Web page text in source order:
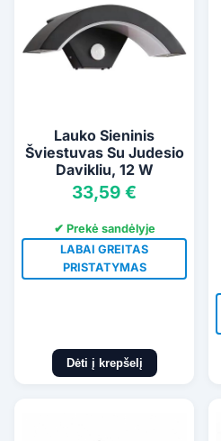
Lauko Sieninis
Šviestuvas Su Judesio
Davikliu, 12 W
33,59 €
✔ Prekė sandėlyje
LABAI GREITAS
PRISTATYMAS
Dėti į krepšelį